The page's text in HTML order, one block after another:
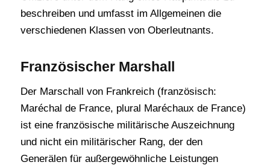
beschreiben und umfasst im Allgemeinen die
verschiedenen Klassen von Oberleutnants.
Französischer Marshall
Der Marschall von Frankreich (französisch:
Maréchal de France, plural Maréchaux de France)
ist eine französische militärische Auszeichnung
und nicht ein militärischer Rang, der den
Generälen für außergewöhnliche Leistungen